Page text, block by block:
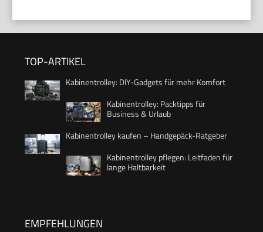
TOP-ARTIKEL
Kabinentrolley: DIY-Gadgets für mehr Komfort
Kabinentrolley: Packtipps für
Business & Urlaub
Kabinentrolley kaufen – Handgepäck-Ratgeber
Kabinentrolley pflegen: Leitfaden für
lange Haltbarkeit
EMPFEHLUNGEN